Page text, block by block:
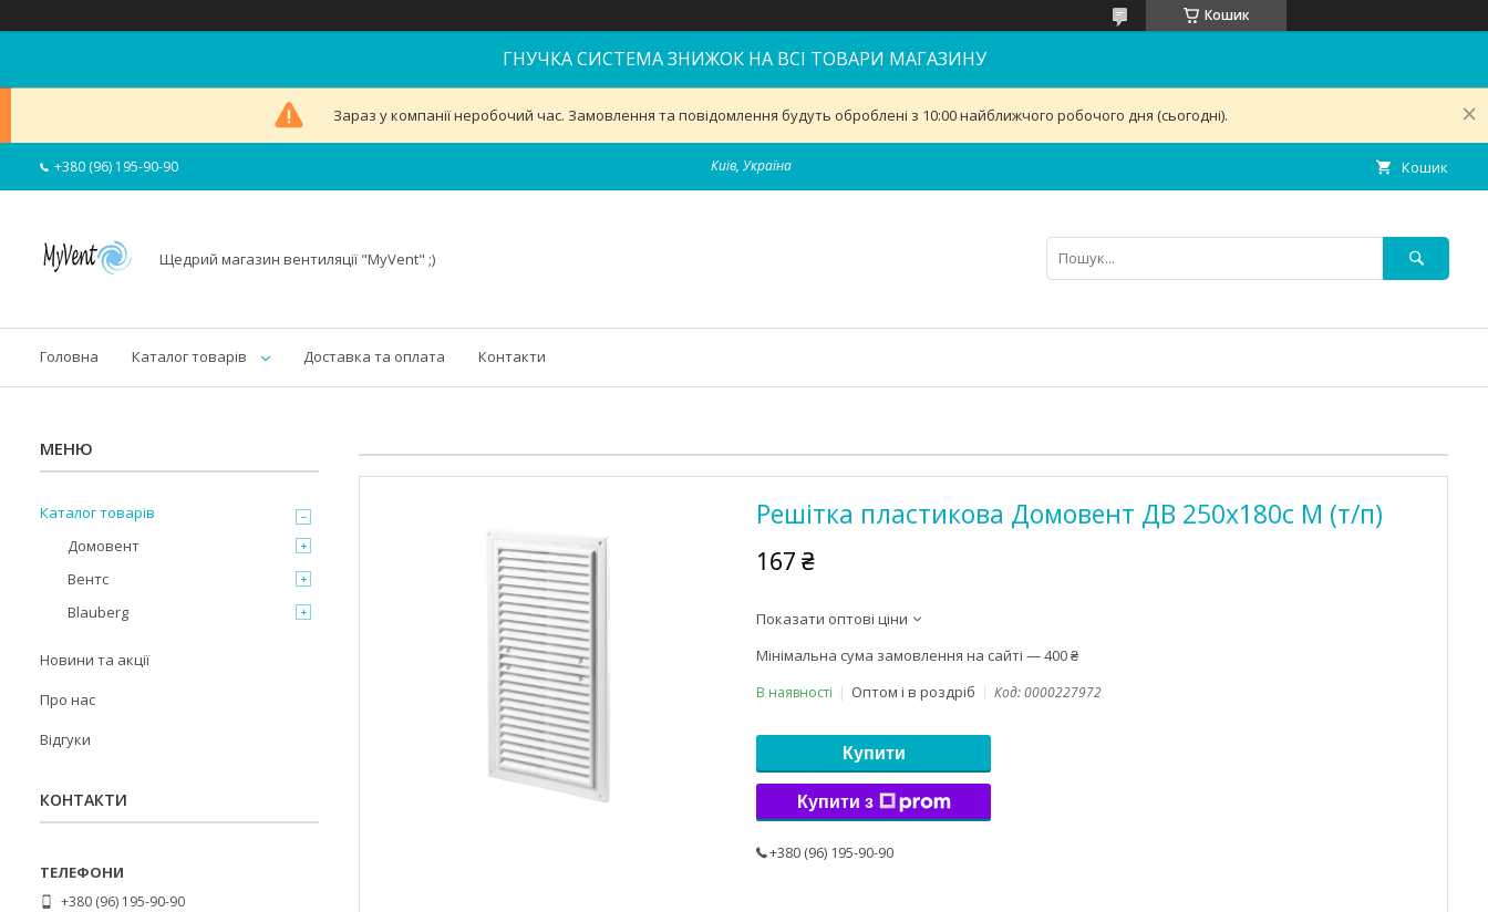
Кошик
ГНУЧКА СИСТЕМА ЗНИЖОК НА ВСІ ТОВАРИ МАГАЗИНУ
Зараз у компанії неробочий час. Замовлення та повідомлення будуть оброблені з 10:00 найближчого робочого дня (сьогодні).
+380 (96) 195-90-90 Київ, Україна Кошик
Щедрий магазин вентиляції "MyVent" ;)
Головна Каталог товарів Доставка та оплата Контакти
Решітка пластикова Домовент ДВ 250х180с М (т/п)
167 ₴
Показати оптові ціни
Мінімальна сума замовлення на сайті — 400 ₴
В наявності Оптом і в роздріб Код:0000227972
Купити
Купити з
+380 (96) 195-90-90
Каталог товарів
Домовент
Вентс
Blauberg
Новини та акції
Про нас
Відгуки
КОНТАКТИ
+380 (96) 195-90-90